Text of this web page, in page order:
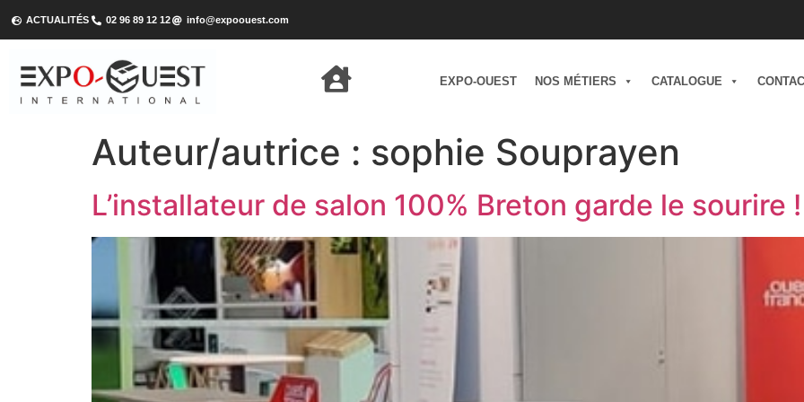
ACTUALITÉS 02 96 89 12 12 info@expoouest.com
EXPO-OUEST NOS MÉTIERS CATALOGUE
Auteur/autrice : sophie Souprayen
L’installateur de salon 100% Breton garde le sourire !